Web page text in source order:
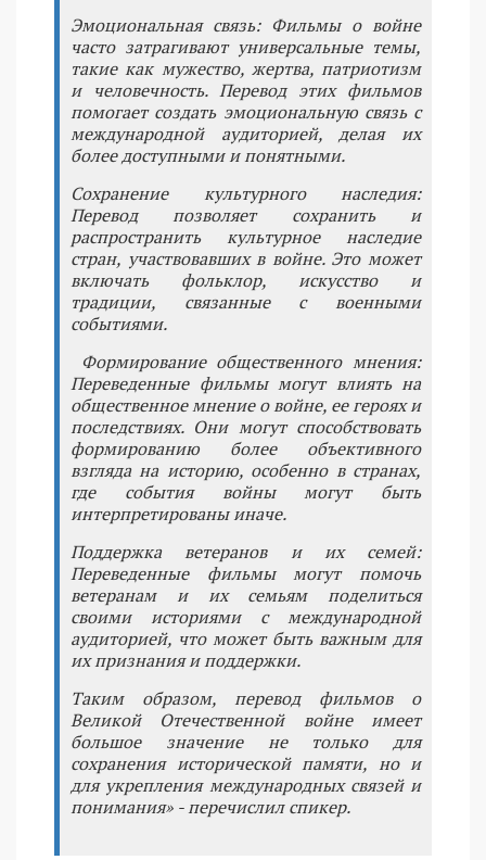
Эмоциональная связь: Фильмы о войне
часто затрагивают универсальные темы,
такие как мужество, жертва, патриотизм
и человечность. Перевод этих фильмов
помогает создать эмоциональную связь с
международной аудиторией, делая их
более доступными и понятными.
Сохранение культурного наследия:
Перевод позволяет сохранить и
распространить культурное наследие
стран, участвовавших в войне. Это может
включать фольклор, искусство и
традиции, связанные с военными
событиями.
Формирование общественного мнения:
Переведенные фильмы могут влиять на
общественное мнение о войне, ее героях и
последствиях. Они могут способствовать
формированию более объективного
взгляда на историю, особенно в странах,
где события войны могут быть
интерпретированы иначе.
Поддержка ветеранов и их семей:
Переведенные фильмы могут помочь
ветеранам и их семьям поделиться
своими историями с международной
аудиторией, что может быть важным для
их признания и поддержки.
Таким образом, перевод фильмов о
Великой Отечественной войне имеет
большое значение не только для
сохранения исторической памяти, но и
для укрепления международных связей и
понимания» - перечислил спикер.